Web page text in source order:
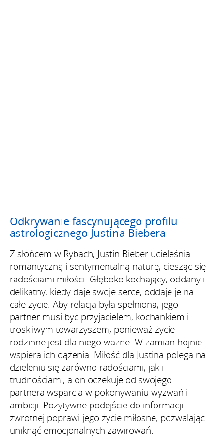
Odkrywanie fascynującego profilu
astrologicznego Justina Biebera
Z słońcem w Rybach, Justin Bieber ucieleśnia
romantyczną i sentymentalną naturę, ciesząc się
radościami miłości. Głęboko kochający, oddany i
delikatny, kiedy daje swoje serce, oddaje je na
całe życie. Aby relacja była spełniona, jego
partner musi być przyjacielem, kochankiem i
troskliwym towarzyszem, ponieważ życie
rodzinne jest dla niego ważne. W zamian hojnie
wspiera ich dążenia. Miłość dla Justina polega na
dzieleniu się zarówno radościami, jak i
trudnościami, a on oczekuje od swojego
partnera wsparcia w pokonywaniu wyzwań i
ambicji. Pozytywne podejście do informacji
zwrotnej poprawi jego życie miłosne, pozwalając
uniknąć emocjonalnych zawirowań.